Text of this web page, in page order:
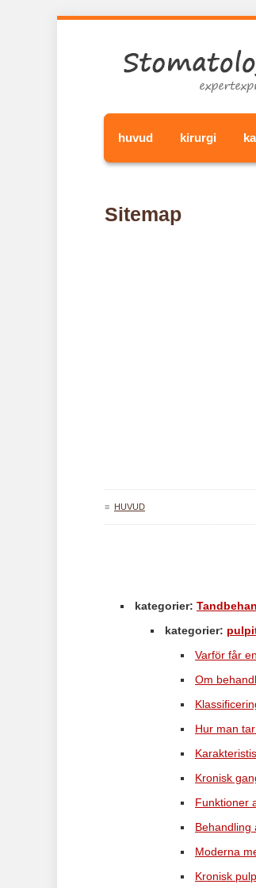
huvud kirurgi
Sitemap
≡ HUVUD
kategorier:
kategorier:
Varför får
Om
Hur man
Kronisk
Funktioner
Behandling
Moderna
Kronisk